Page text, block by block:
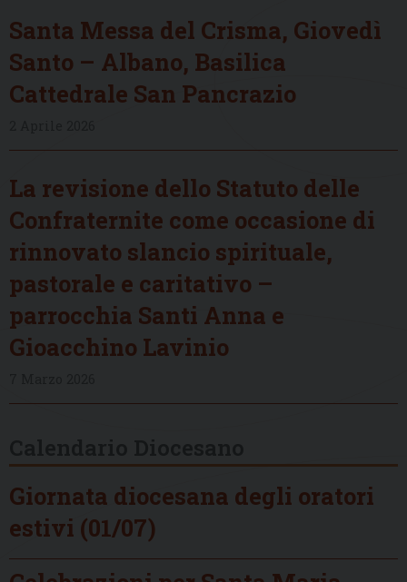
Santa Messa del Crisma, Giovedì
Santo – Albano, Basilica
Cattedrale San Pancrazio
La revisione dello Statuto delle
Confraternite come occasione di
rinnovato slancio spirituale,
pastorale e caritativo –
parrocchia Santi Anna e
Gioacchino Lavinio
Giornata diocesana degli oratori
estivi (01/07)